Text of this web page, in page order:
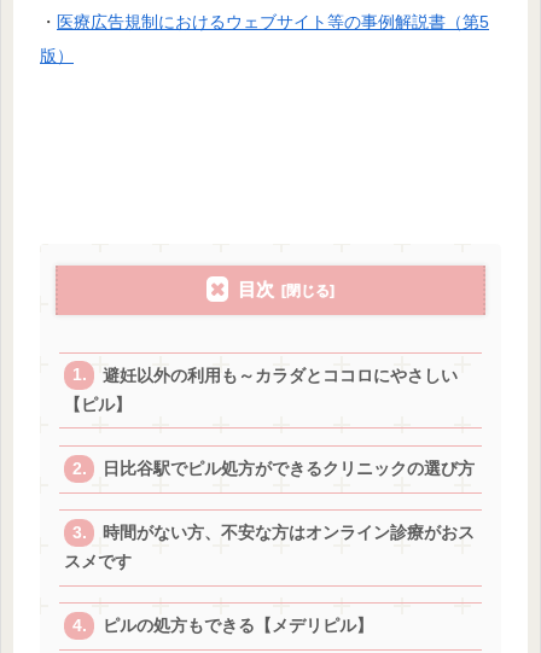
・ 医療広告規制におけるウェブサイト等の事例解説書（第5
版）
目次
避妊以外の利用も～カラダとココロにやさしい
【ピル】
日比谷駅でピル処方ができるクリニックの選び方
時間がない方、不安な方はオンライン診療がおス
スメです
ピルの処方もできる【メデリピル】